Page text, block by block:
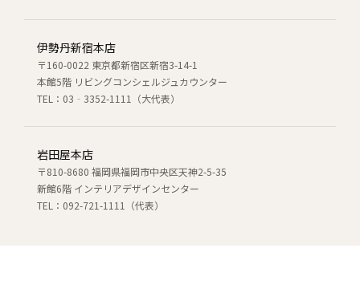
伊勢丹新宿本店
〒160-0022 東京都新宿区新宿3-14-1
本館5階 リビングコンシェルジュカウンター
TEL：03‐3352-1111（大代表）
岩田屋本店
〒810-8680 福岡県福岡市中央区天神2-5-35
新館6階 インテリアデザインセンター
TEL：092-721-1111（代表）